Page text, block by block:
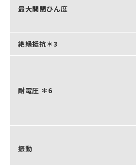
最大開閉ひん度
絶縁抵抗＊3
耐電圧 ＊6
振動